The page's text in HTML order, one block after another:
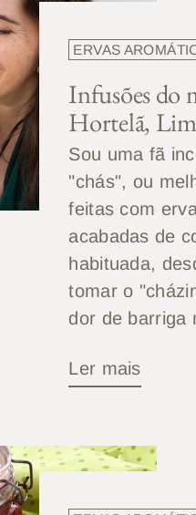
ERVAS
Infusões do
Hortelã,
Sou uma fã
"chás", ou
feitas com
acabadas de
habituada,
tomar o
dor de barriga
Ler mais